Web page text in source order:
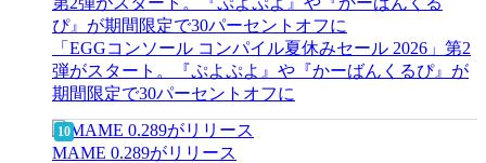
「EGGコンソール コンパイル夏休みセール 2026」第2
弾がスタート。『ぷよぷよ』や『かーばんくるぴ』が
期間限定で30パーセントオフに
MAME 0.289がリリース